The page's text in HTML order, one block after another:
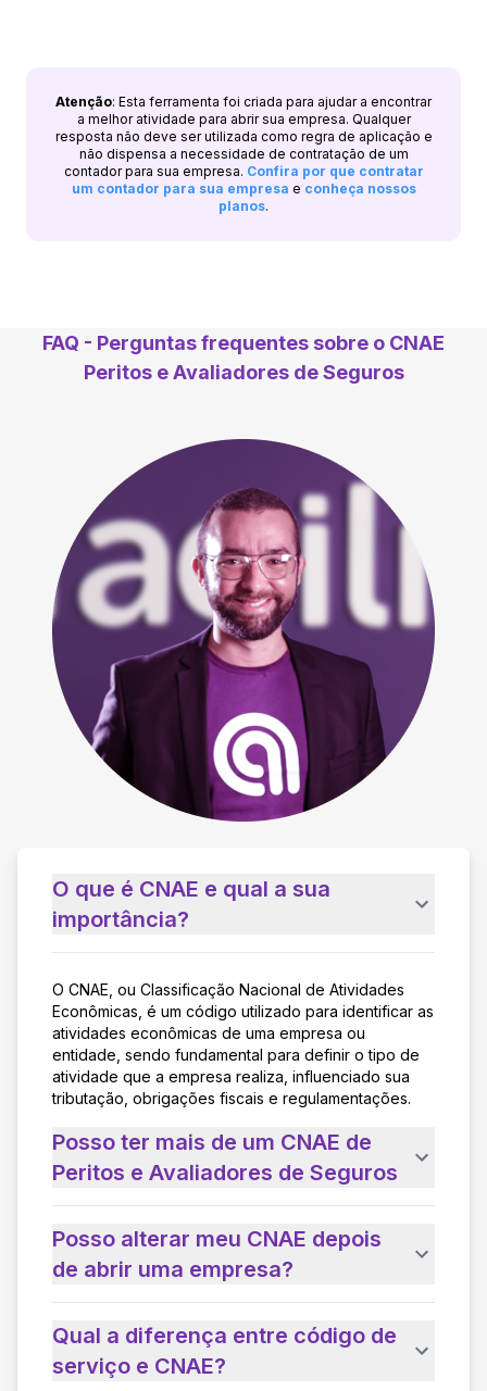
Atenção: Esta ferramenta foi criada para ajudar a encontrar
a melhor atividade para abrir sua empresa. Qualquer
resposta não deve ser utilizada como regra de aplicação e
não dispensa a necessidade de contratação de um
contador para sua empresa. Confira por que contratar
um contador para sua empresa e conheça nossos
planos.
FAQ - Perguntas frequentes sobre o CNAE
Peritos e Avaliadores de Seguros
O que é CNAE e qual a sua
importância?
O CNAE, ou Classificação Nacional de Atividades
Econômicas, é um código utilizado para identificar as
atividades econômicas de uma empresa ou
entidade, sendo fundamental para definir o tipo de
atividade que a empresa realiza, influenciado sua
tributação, obrigações fiscais e regulamentações.
Posso ter mais de um CNAE de
Peritos e Avaliadores de Seguros
Posso alterar meu CNAE depois
de abrir uma empresa?
Qual a diferença entre código de
serviço e CNAE?